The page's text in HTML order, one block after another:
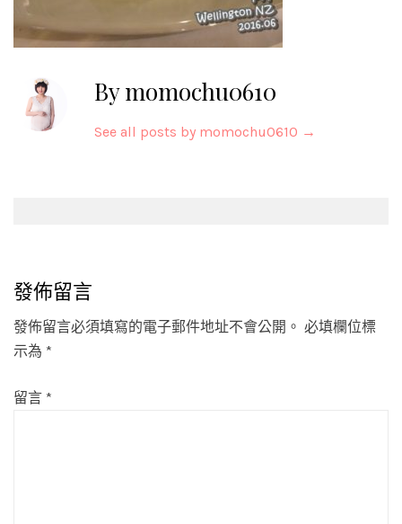
By momochu0610
See all posts by momochu0610 →
發佈留言
發佈留言必須填寫的電子郵件地址不會公開。 必填欄位標
示為 *
留言 *